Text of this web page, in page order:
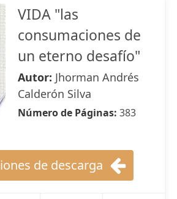
VIDA "las
consumaciones de
un eterno desafío"
Autor: Jhorman Andrés
Calderón Silva
Número de Páginas: 383
de descarga